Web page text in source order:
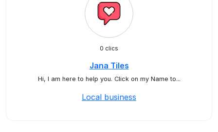
0 clics
Jana Tiles
Hi, I am here to help you. Click on my Name to...
Local business